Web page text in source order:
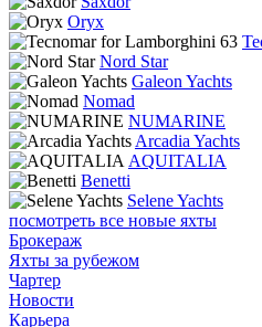
Oryx
Nord Star
Galeon Yachts
Nomad
NUMARINE
Arcadia Yachts
AQUITALIA
Benetti
Selene Yachts
посмотреть все новые яхты
Брокераж
Яхты за рубежом
Чартер
Новости
Карьера